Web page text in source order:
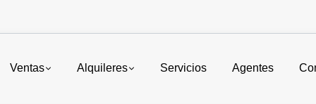
Ventas Alquileres Servicios Agentes